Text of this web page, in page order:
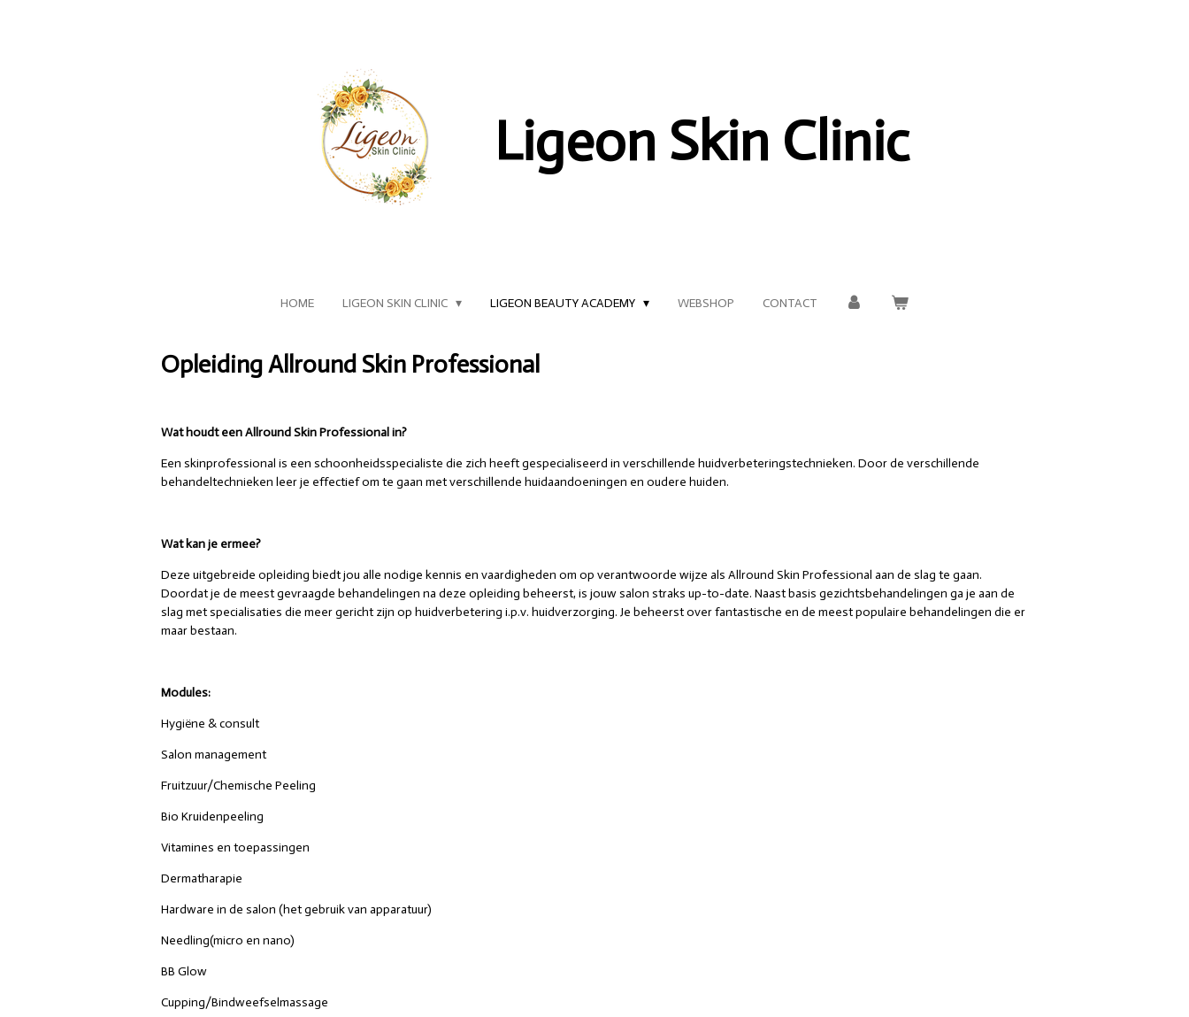
Ligeon Skin Clinic
HOME LIGEON SKIN CLINIC LIGEON BEAUTY ACADEMY WEBSHOP CONTACT
Opleiding Allround Skin Professional
Wat houdt een Allround Skin Professional in?
Een skinprofessional is een schoonheidsspecialiste die zich heeft gespecialiseerd in verschillende huidverbeteringstechnieken. Door de verschillende
behandeltechnieken leer je effectief om te gaan met verschillende huidaandoeningen en oudere huiden.
Wat kan je ermee?
Deze uitgebreide opleiding biedt jou alle nodige kennis en vaardigheden om op verantwoorde wijze als Allround Skin Professional aan de slag te gaan.
Doordat je de meest gevraagde behandelingen na deze opleiding beheerst, is jouw salon straks up-to-date. Naast basis gezichtsbehandelingen ga je aan de
slag met specialisaties die meer gericht zijn op huidverbetering i.p.v. huidverzorging. Je beheerst over fantastische en de meest populaire behandelingen die er
maar bestaan.
Modules:
Hygiëne & consult
Salon management
Fruitzuur/Chemische Peeling
Bio Kruidenpeeling
Vitamines en toepassingen
Dermatharapie
Hardware in de salon (het gebruik van apparatuur)
Needling(micro en nano)
BB Glow
Cupping/Bindweefselmassage